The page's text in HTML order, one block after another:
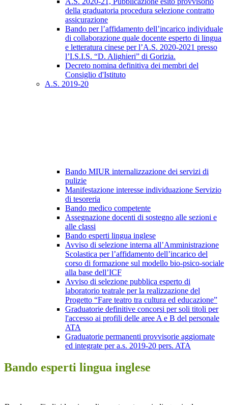
della graduatoria procedura selezione contratto
assicurazione
Bando per l’affidamento dell’incarico individuale
di collaborazione quale docente esperto di lingua
e letteratura cinese per l’A.S. 2020-2021 presso
l’I.S.I.S. “D. Alighieri” di Gorizia.
Decreto nomina definitiva dei membri del
Consiglio d'Istituto
A.S. 2019-20
Bando MIUR internalizzazione dei servizi di
pulizie
Manifestazione interesse individuazione Servizio
di tesoreria
Bando medico competente
Assegnazione docenti di sostegno alle sezioni e
alle classi
Bando esperti lingua inglese
Avviso di selezione interna all’Amministrazione
Scolastica per l’affidamento dell’incarico del
corso di formazione sul modello bio-psico-sociale
alla base dell’ICF
Avviso di selezione pubblica esperto di
laboratorio teatrale per la realizzazione del
Progetto “Fare teatro tra cultura ed educazione”
Graduatorie definitive concorsi per soli titoli per
l'accesso ai profili delle aree A e B del personale
ATA
Graduatorie permanenti provvisorie aggiornate
ed integrate per a.s. 2019-20 pers. ATA
Bando esperti lingua inglese